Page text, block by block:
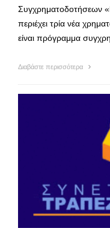
Συγχρηματοδοτήσεων
περιέχει τρία νέα
είναι πρόγραμμα
Διαβάστε περισσότερα